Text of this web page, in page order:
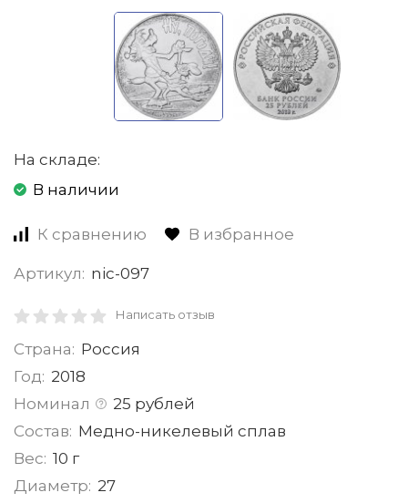
На складе:
В наличии
К сравнению В избранное
Артикул: nic-097
Написать отзыв
Страна: Россия
Год: 2018
Номинал
25 рублей
Состав: Медно-никелевый сплав
Вес: 10 г
Диаметр: 27